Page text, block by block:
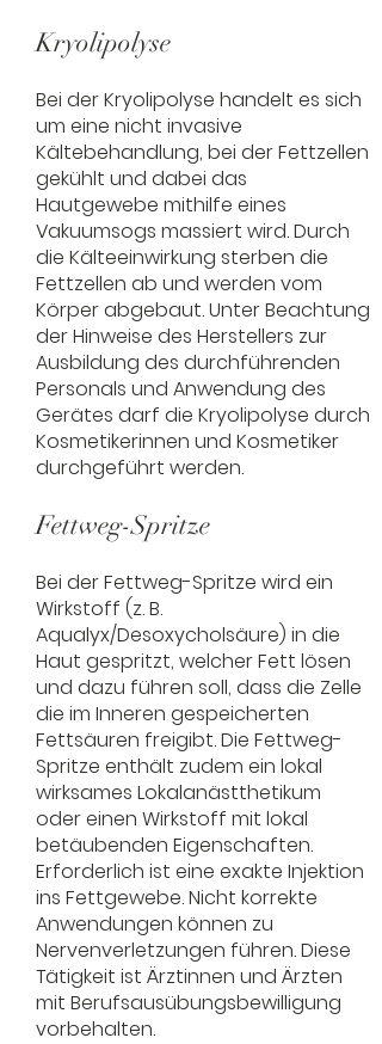
Kryolipolyse
Bei der Kryolipolyse handelt es sich
um eine nicht invasive
Kältebehandlung, bei der Fettzellen
gekühlt und dabei das
Hautgewebe mithilfe eines
Vakuumsogs massiert wird. Durch
die Kälteeinwirkung sterben die
Fettzellen ab und werden vom
Körper abgebaut. Unter Beachtung
der Hinweise des Herstellers zur
Ausbildung des durchführenden
Personals und Anwendung des
Gerätes darf die Kryolipolyse durch
Kosmetikerinnen und Kosmetiker
durchgeführt werden.
Fettweg-Spritze
Bei der Fettweg-Spritze wird ein
Wirkstoff (z. B.
Aqualyx/Desoxycholsäure) in die
Haut gespritzt, welcher Fett lösen
und dazu führen soll, dass die Zelle
die im Inneren gespeicherten
Fettsäuren freigibt. Die Fettweg-
Spritze enthält zudem ein lokal
wirksames Lokalanästthetikum
oder einen Wirkstoff mit lokal
betäubenden Eigenschaften.
Erforderlich ist eine exakte Injektion
ins Fettgewebe. Nicht korrekte
Anwendungen können zu
Nervenverletzungen führen. Diese
Tätigkeit ist Ärztinnen und Ärzten
mit Berufsausübungsbewilligung
vorbehalten.